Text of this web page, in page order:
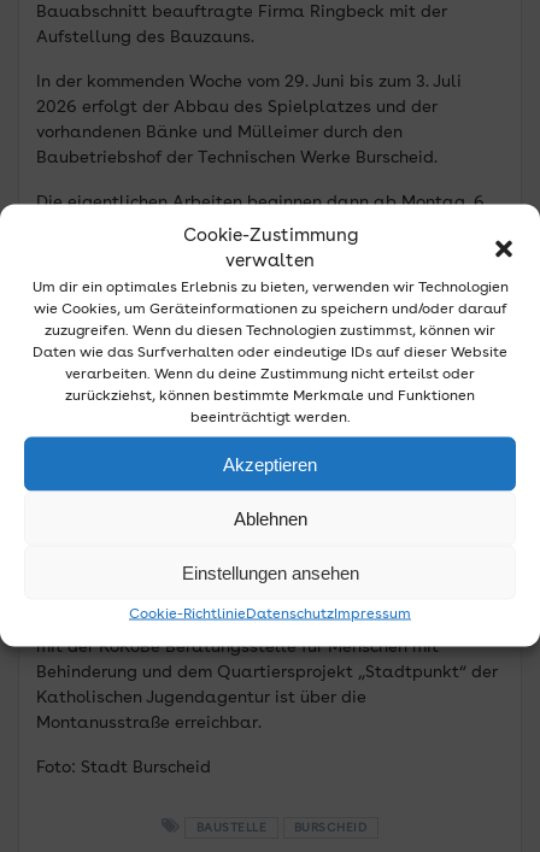
Cookie-Zustimmung
verwalten
Um dir ein optimales Erlebnis zu bieten, verwenden wir Technologien
wie Cookies, um Geräteinformationen zu speichern und/oder darauf
zuzugreifen. Wenn du diesen Technologien zustimmst, können wir
Daten wie das Surfverhalten oder eindeutige IDs auf dieser Website
verarbeiten. Wenn du deine Zustimmung nicht erteilst oder
zurückziehst, können bestimmte Merkmale und Funktionen
beeinträchtigt werden.
Akzeptieren
Ablehnen
Einstellungen ansehen
Cookie-Richtlinie Datenschutz Impressum
Bauabschnitt beauftragte Firma Ringbeck mit der
Aufstellung des Bauzauns.
In der kommenden Woche vom 29. Juni bis zum 3. Juli
2026 erfolgt der Abbau des Spielplatzes und der
vorhandenen Bänke und Mülleimer durch den
Baubetriebshof der Technischen Werke Burscheid.
Die eigentlichen Arbeiten beginnen dann ab Montag, 6
Juli. 2026. Dann wird die beauftrage Firma den
Spielplatz und die Parkwege neu anlegen sowie
Sitzstufen und neue Bänke einbauen. Weiterhin werden
zwölf neue Bäume im Park gepflanzt.
Die Arbeiten sollen voraussichtlich Ende November 2026
abgeschlossen werden.
Wegeverbindung gesperrt, Zugänge zu
Einrichtungen weiterhin gewährleistet
Für die Arbeiten wird die Wegeverbindung zwischen der
Zuwegung zur Musik- und Orchesterschule im
Zugang Höhestraße sichergestellt. Die Villa Luchtenberg
mit der KoKoBe Beratungsstelle für Menschen mit
Behinderung und dem Quartiersprojekt „Stadtpunkt“ der
Katholischen Jugendagentur ist über die
Montanusstraße erreichbar.
Foto: Stadt Burscheid
BAUSTELLE BURSCHEID